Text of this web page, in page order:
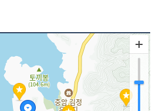
가능
연중무휴